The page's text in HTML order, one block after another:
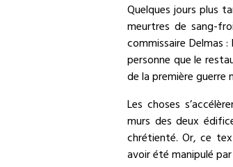
Quelques jours plus
meurtres de sang-
commissaire Delmas
personne que le
de la première guerre
Les choses
murs des deux
chrétienté. Or, ce
avoir été manipulé